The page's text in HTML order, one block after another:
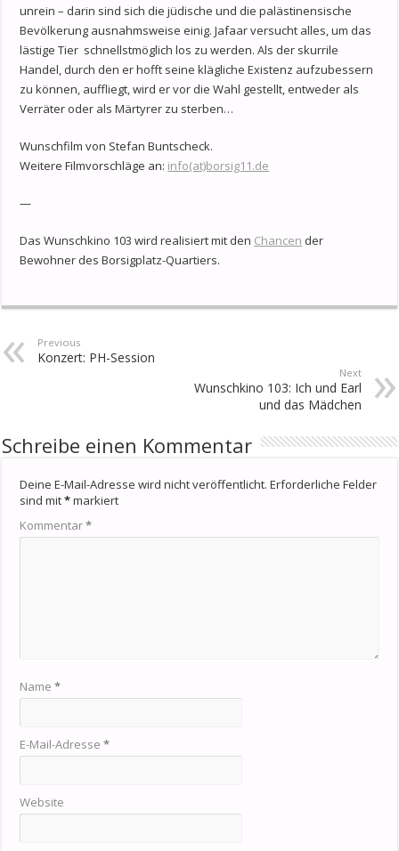
unrein – darin sind sich die jüdische und die palästinensische
Bevölkerung ausnahmsweise einig. Jafaar versucht alles, um das
lästige Tier schnellstmöglich los zu werden. Als der skurrile
Handel, durch den er hofft seine klägliche Existenz aufzubessern
zu können, auffliegt, wird er vor die Wahl gestellt, entweder als
Verräter oder als Märtyrer zu sterben…
Wunschfilm von Stefan Buntscheck.
Weitere Filmvorschläge an: info(at)borsig11.de
—
Das Wunschkino 103 wird realisiert mit den Chancen der
Bewohner des Borsigplatz-Quartiers.
Previous
Konzert: PH-Session
Next
Wunschkino 103: Ich und Earl
und das Mädchen
Schreibe einen Kommentar
Deine E-Mail-Adresse wird nicht veröffentlicht. Erforderliche Felder
sind mit*markiert
Kommentar*
Name*
E-Mail-Adresse*
Website